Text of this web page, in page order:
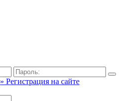
» Регистрация на сайте